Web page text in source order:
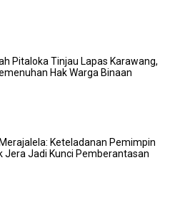
Pitaloka Tinjau Lapas Karawang,
Hak Warga Binaan
Keteladanan Pemimpin
Jera Jadi Kunci Pemberantasan